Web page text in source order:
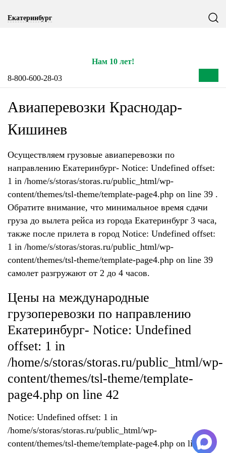
Екатеринбург
Нам 10 лет!
8-800-600-28-03
Авиаперевозки Краснодар-
Кишинев
Осуществляем грузовые авиаперевозки по
направлению Екатеринбург- Notice: Undefined offset:
1 in /home/s/storas/storas.ru/public_html/wp-
content/themes/tsl-theme/template-page4.php on line 39 .
Обратите внимание, что минимальное время сдачи
груза до вылета рейса из города Екатеринбург 3 часа,
также после прилета в город Notice: Undefined offset:
1 in /home/s/storas/storas.ru/public_html/wp-
content/themes/tsl-theme/template-page4.php on line 39
самолет разгружают от 2 до 4 часов.
Цены на международные
грузоперевозки по направлению
Екатеринбург- Notice: Undefined
offset: 1 in
/home/s/storas/storas.ru/public_html/wp-
content/themes/tsl-theme/template-
page4.php on line 42
Notice: Undefined offset: 1 in
/home/s/storas/storas.ru/public_html/wp-
content/themes/tsl-theme/template-page4.php on line 47